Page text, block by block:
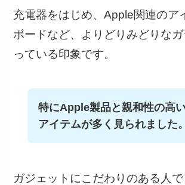
充電器をはじめ、Apple関連のア
ボードなど、よりどりみどりな
っている印象です。
特にApple製品と親和性の高
アイテムが多く見られました。
ガジェットにこだわりのある人